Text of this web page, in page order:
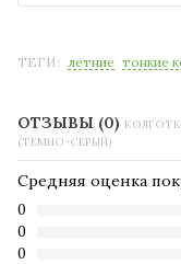
ТЕГИ: летние тонкие
ОТЗЫВЫ (0) КОЛГОТКИ
(ТЕМНО-СЕРЫЙ)
Средняя оценка
0
0
0